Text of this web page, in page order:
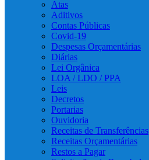
Atas
Aditivos
Contas Públicas
Covid-19
Despesas Orçamentárias
Diárias
Lei Orgânica
LOA / LDO / PPA
Leis
Decretos
Portarias
Ouvidoria
Receitas de Transferências
Receitas Orçamentárias
Restos a Pagar